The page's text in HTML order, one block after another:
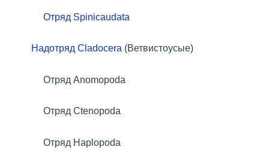
Отряд Spinicaudata
Надотряд Cladocera (Ветвистоусые)
Отряд Anomopoda
Отряд Ctenopoda
Отряд Haplopoda